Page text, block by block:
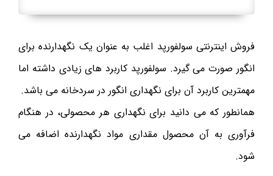
فروش اینترنتی سولفورپد اغلب به عنوان یک نگهدارنده برای
انگور صورت می گیرد. سولفورپد کاربرد های زیادی داشته اما
مهمترین کاربرد آن برای نگهداری انگور در سردخانه می باشد.
همانطور که می دانید برای نگهداری هر محصولی، در هنگام
فرآوری به آن محصول مقداری مواد نگهدارنده اضافه می
شود.